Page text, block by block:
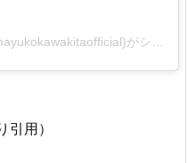
がシェアした投稿 –
引用）